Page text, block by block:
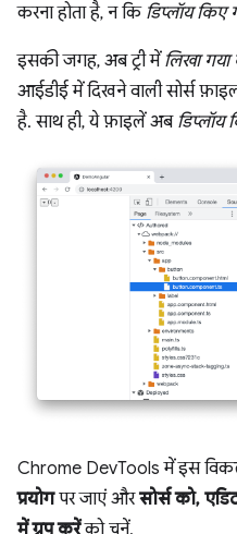
करना होता है, न कि डिप्लॉय किए
इसकी जगह, अब ट्री मेंलिखा गया
आईडीई में दिखने वाली सोर्स
है. साथ ही, ये फ़ाइलें अब डिप्लॉय
Chrome DevTools में इस
प्रयोगपर जाएं औरसोर्स को,